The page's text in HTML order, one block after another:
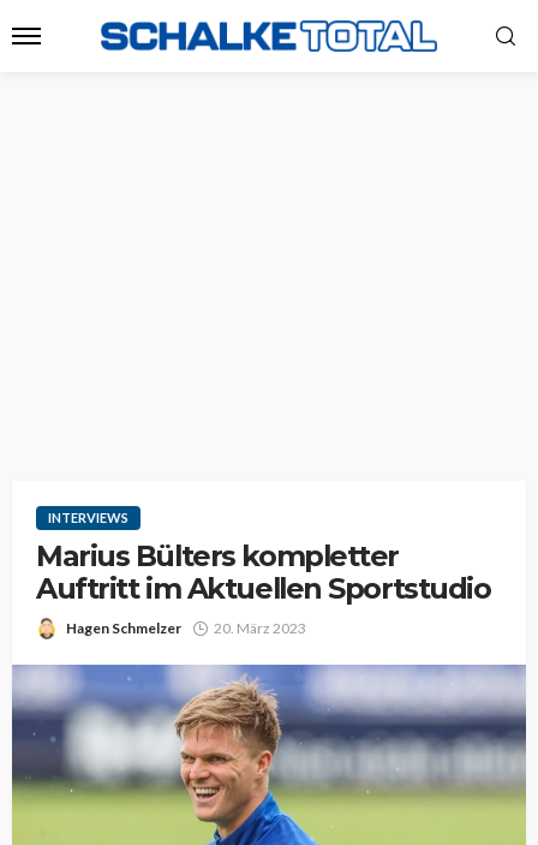
INTERVIEWS
Marius Bülters kompletter
Auftritt im Aktuellen Sportstudio
Hagen Schmelzer 20. März 2023